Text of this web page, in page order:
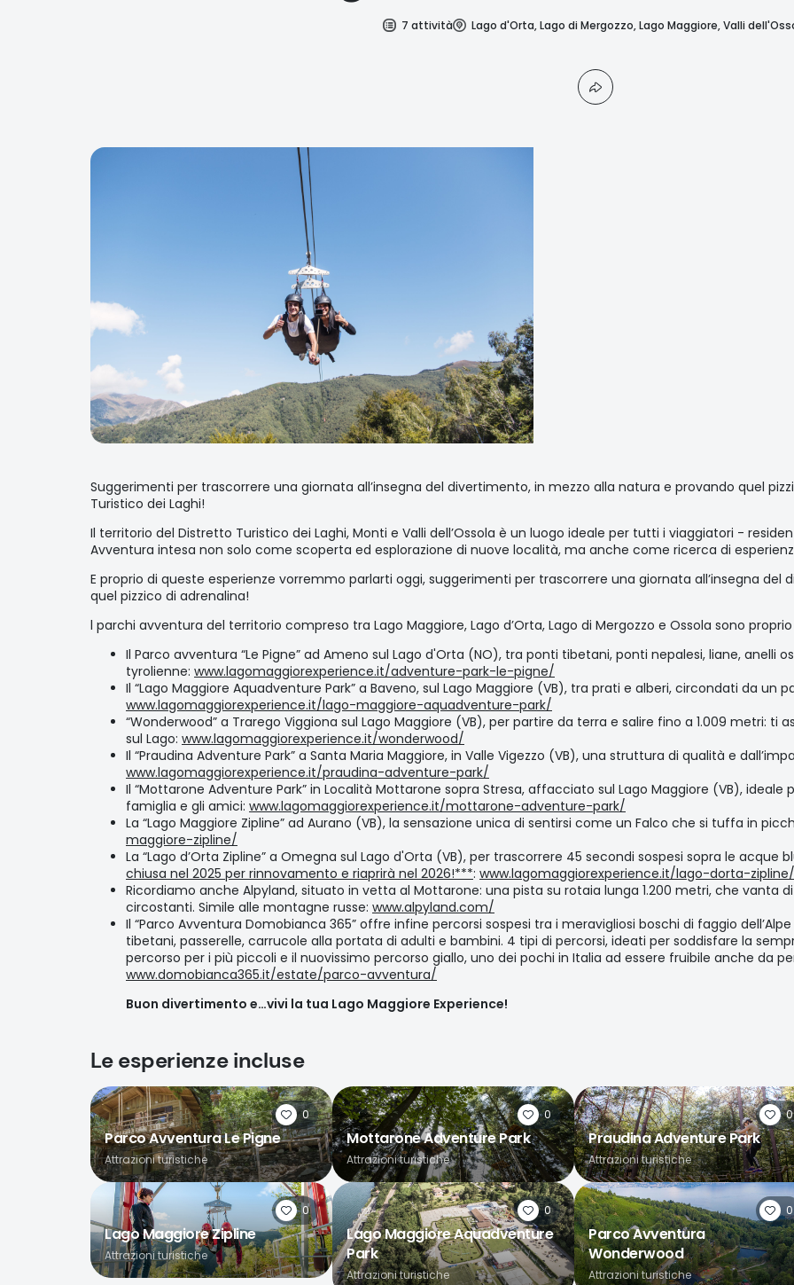
7 attività Lago d'Orta, Lago di Mergozzo, Lago Maggiore, Valli
Suggerimenti per trascorrere una giornata all’insegna del divertimento, in mezzo alla natura e provando quel
Turistico dei Laghi!
Il territorio del Distretto Turistico dei Laghi, Monti e Valli dell’Ossola è un luogo ideale per tutti i viaggiatori -
Avventura intesa non solo come scoperta ed esplorazione di nuove località, ma anche come ricerca di
E proprio di queste esperienze vorremmo parlarti oggi, suggerimenti per trascorrere una giornata all’insegna
quel pizzico di adrenalina!
l parchi avventura del territorio compreso tra Lago Maggiore, Lago d’Orta, Lago di Mergozzo e Ossola sono
Il Parco avventura “Le Pigne” ad Ameno sul Lago d'Orta (NO), tra ponti tibetani, ponti nepalesi, liane, anelli
tyrolienne: www.lagomaggiorexperience.it/adventure-park-le-pigne/
Il “Lago Maggiore Aquadventure Park” a Baveno, sul Lago Maggiore (VB), tra prati e alberi, circondati da un
www.lagomaggiorexperience.it/lago-maggiore-aquadventure-park/
“Wonderwood” a Trarego Viggiona sul Lago Maggiore (VB), per partire da terra e salire fino a 1.009 metri:
sul Lago: www.lagomaggiorexperience.it/wonderwood/
Il “Praudina Adventure Park” a Santa Maria Maggiore, in Valle Vigezzo (VB), una struttura di qualità e
www.lagomaggiorexperience.it/praudina-adventure-park/
Il “Mottarone Adventure Park” in Località Mottarone sopra Stresa, affacciato sul Lago Maggiore (VB),
famiglia e gli amici: www.lagomaggiorexperience.it/mottarone-adventure-park/
La “Lago Maggiore Zipline” ad Aurano (VB), la sensazione unica di sentirsi come un Falco che si tuffa in
maggiore-zipline/
La “Lago d’Orta Zipline” a Omegna sul Lago d'Orta (VB), per trascorrere 45 secondi sospesi sopra le acque
chiusa nel 2025 per rinnovamento e riaprirà nel 2026!***: www.lagomaggiorexperience.it/lago-dorta-zipline/
Ricordiamo anche Alpyland, situato in vetta al Mottarone: una pista su rotaia lunga 1.200 metri, che vanta
circostanti. Simile alle montagne russe: www.alpyland.com/
Il “Parco Avventura Domobianca 365” offre infine percorsi sospesi tra i meravigliosi boschi di faggio
tibetani, passerelle, carrucole alla portata di adulti e bambini. 4 tipi di percorsi, ideati per soddisfare la
percorso per i più piccoli e il nuovissimo percorso giallo, uno dei pochi in Italia ad essere fruibile anche da
www.domobianca365.it/estate/parco-avventura/
Buon divertimento e…vivi la tua Lago Maggiore Experience!
Le esperienze incluse
0
Parco Avventura Le Pigne
Attrazioni turistiche
0
Mottarone Adventure Park
Attrazioni turistiche
0
Praudina Adventure Park
Attrazioni turistiche
0
Lago Maggiore Zipline
Attrazioni turistiche
0
Lago Maggiore Aquadventure
Park
Attrazioni turistiche
0
Parco Avventura
Wonderwood
Attrazioni turistiche